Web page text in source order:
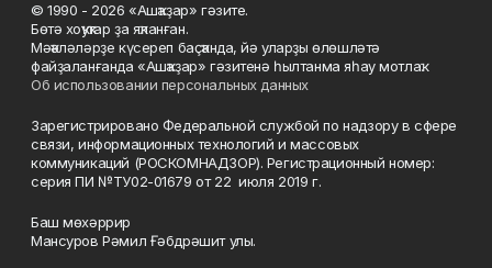
© 1990 - 2026 «Ашҡаҙар» гәзите.
Бөтә хоҡуҡтар ҙа яҡланған.
Мәҡәләләрҙе күсереп баҫҡанда, йә уларҙы өлөшләтә
файҙаланғанда «Ашҡаҙар» гәзитенә һылтанма яһау мотлаҡ.
Об использовании персональных данных
Зарегистрировано Федеральной службой по надзору в сфере
связи, информационных технологий и массовых
коммуникаций (РОСКОМНАДЗОР). Регистрационный номер:
серия ПИ №ТУ02-01679 от 22 июля 2019 г.
Баш мөхәррир
Мансуров Рәмил Ғәбдрәшит улы.